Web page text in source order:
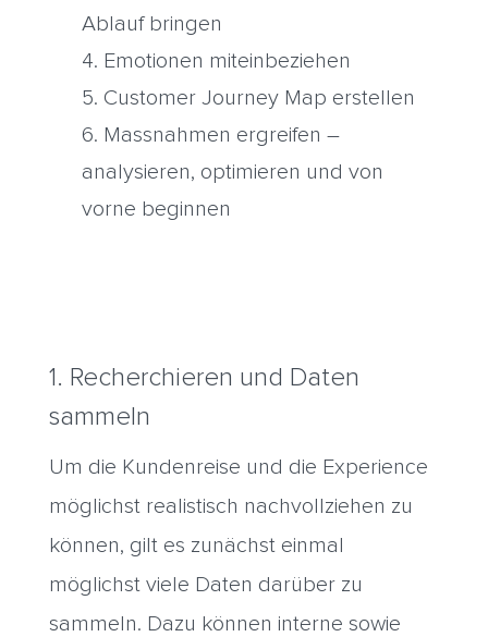
Ablauf bringen
Emotionen miteinbeziehen
Customer Journey Map erstellen
Massnahmen ergreifen –
analysieren, optimieren und von
vorne beginnen
1. Recherchieren und Daten
sammeln
Um die Kundenreise und die Experience
möglichst realistisch nachvollziehen zu
können, gilt es zunächst einmal
möglichst viele Daten darüber zu
sammeln. Dazu können interne sowie